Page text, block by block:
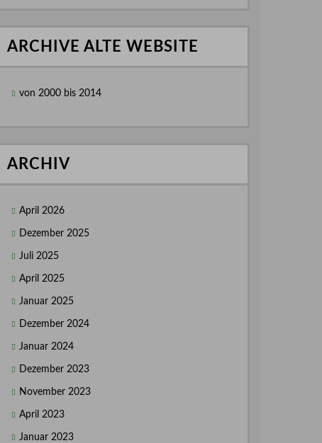
ARCHIVE ALTE WEBSITE
von 2000 bis 2014
ARCHIV
April 2026
Dezember 2025
Juli 2025
April 2025
Januar 2025
Dezember 2024
Januar 2024
Dezember 2023
November 2023
April 2023
Januar 2023